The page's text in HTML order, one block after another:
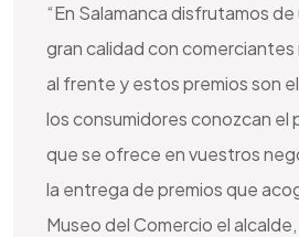
“En Salamanca disfrutamos
gran calidad con
al frente y estos premios son
los consumidores conozcan
que se ofrece en vuestros
la entrega de premios que
Museo del Comercio el